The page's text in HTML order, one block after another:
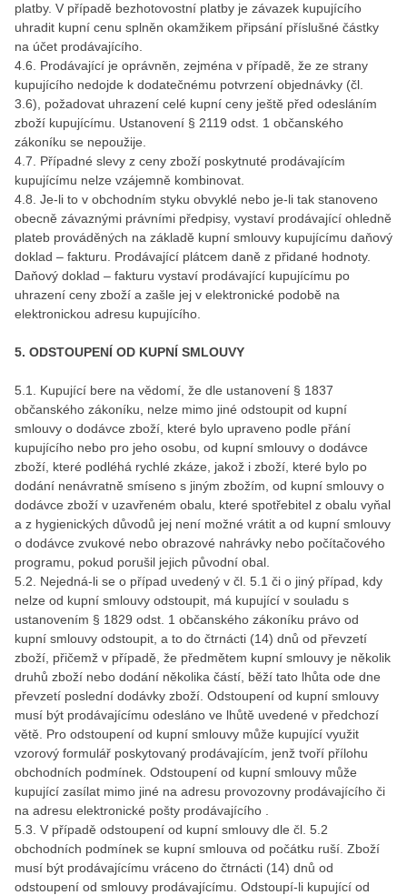
platby. V případě bezhotovostní platby je závazek kupujícího
uhradit kupní cenu splněn okamžikem připsání příslušné částky
na účet prodávajícího.
4.6. Prodávající je oprávněn, zejména v případě, že ze strany
kupujícího nedojde k dodatečnému potvrzení objednávky (čl.
3.6), požadovat uhrazení celé kupní ceny ještě před odesláním
zboží kupujícímu. Ustanovení § 2119 odst. 1 občanského
zákoníku se nepoužije.
4.7. Případné slevy z ceny zboží poskytnuté prodávajícím
kupujícímu nelze vzájemně kombinovat.
4.8. Je-li to v obchodním styku obvyklé nebo je-li tak stanoveno
obecně závaznými právními předpisy, vystaví prodávající ohledně
plateb prováděných na základě kupní smlouvy kupujícímu daňový
doklad – fakturu. Prodávající plátcem daně z přidané hodnoty.
Daňový doklad – fakturu vystaví prodávající kupujícímu po
uhrazení ceny zboží a zašle jej v elektronické podobě na
elektronickou adresu kupujícího.
5. ODSTOUPENÍ OD KUPNÍ SMLOUVY
5.1. Kupující bere na vědomí, že dle ustanovení § 1837
občanského zákoníku, nelze mimo jiné odstoupit od kupní
smlouvy o dodávce zboží, které bylo upraveno podle přání
kupujícího nebo pro jeho osobu, od kupní smlouvy o dodávce
zboží, které podléhá rychlé zkáze, jakož i zboží, které bylo po
dodání nenávratně smíseno s jiným zbožím, od kupní smlouvy o
dodávce zboží v uzavřeném obalu, které spotřebitel z obalu vyňal
a z hygienických důvodů jej není možné vrátit a od kupní smlouvy
o dodávce zvukové nebo obrazové nahrávky nebo počítačového
programu, pokud porušil jejich původní obal.
5.2. Nejedná-li se o případ uvedený v čl. 5.1 či o jiný případ, kdy
nelze od kupní smlouvy odstoupit, má kupující v souladu s
ustanovením § 1829 odst. 1 občanského zákoníku právo od
kupní smlouvy odstoupit, a to do čtrnácti (14) dnů od převzetí
zboží, přičemž v případě, že předmětem kupní smlouvy je několik
druhů zboží nebo dodání několika částí, běží tato lhůta ode dne
převzetí poslední dodávky zboží. Odstoupení od kupní smlouvy
musí být prodávajícímu odesláno ve lhůtě uvedené v předchozí
větě. Pro odstoupení od kupní smlouvy může kupující využit
vzorový formulář poskytovaný prodávajícím, jenž tvoří přílohu
obchodních podmínek. Odstoupení od kupní smlouvy může
kupující zasílat mimo jiné na adresu provozovny prodávajícího či
na adresu elektronické pošty prodávajícího .
5.3. V případě odstoupení od kupní smlouvy dle čl. 5.2
obchodních podmínek se kupní smlouva od počátku ruší. Zboží
musí být prodávajícímu vráceno do čtrnácti (14) dnů od
odstoupení od smlouvy prodávajícímu. Odstoupí-li kupující od